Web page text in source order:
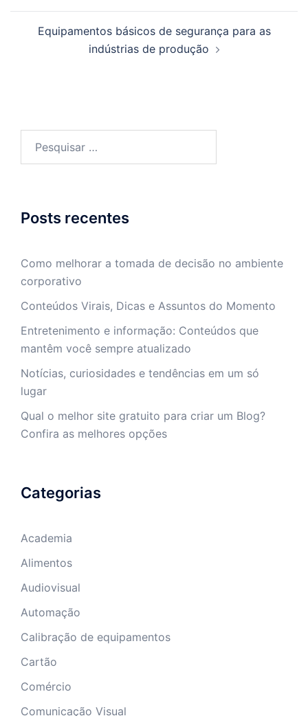
Equipamentos básicos de segurança para as
indústrias de produção
Posts recentes
Como melhorar a tomada de decisão no ambiente
corporativo
Conteúdos Virais, Dicas e Assuntos do Momento
Entretenimento e informação: Conteúdos que
mantêm você sempre atualizado
Notícias, curiosidades e tendências em um só
lugar
Qual o melhor site gratuito para criar um Blog?
Confira as melhores opções
Categorias
Academia
Alimentos
Audiovisual
Automação
Calibração de equipamentos
Cartão
Comércio
Comunicação Visual